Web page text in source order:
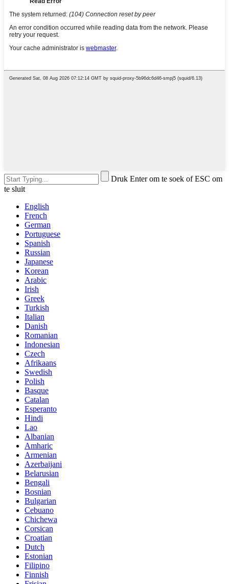
Druk Enter om te soek of ESC om
te sluit
English
French
German
Portuguese
Spanish
Russian
Japanese
Korean
Arabic
Irish
Greek
Turkish
Italian
Danish
Romanian
Indonesian
Czech
Afrikaans
Swedish
Polish
Basque
Catalan
Esperanto
Hindi
Lao
Albanian
Amharic
Armenian
Azerbaijani
Belarusian
Bengali
Bosnian
Bulgarian
Cebuano
Chichewa
Corsican
Croatian
Dutch
Estonian
Filipino
Finnish